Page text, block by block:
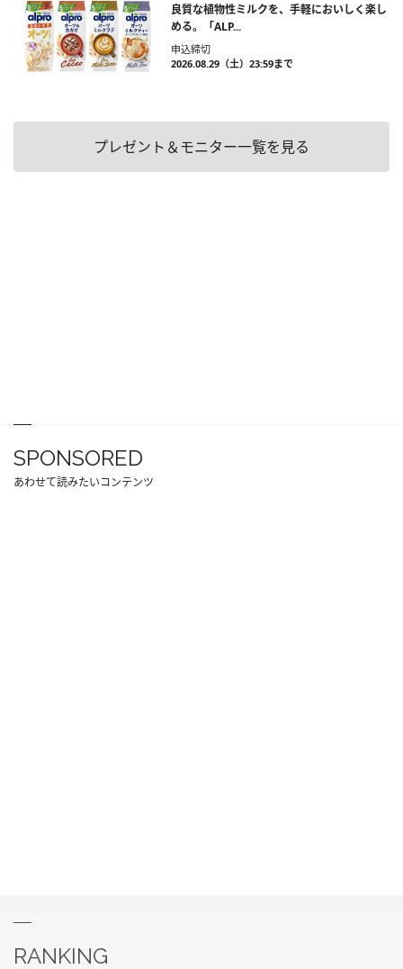
良質な植物性ミルクを、手軽においしく楽し
める。「ALP...
申込締切
2026.08.29（土）23:59まで
プレゼント＆モニター一覧を見る
SPONSORED
あわせて読みたいコンテンツ
RANKING